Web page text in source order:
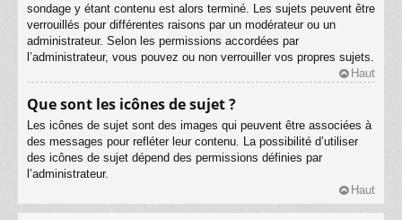
sondage y étant contenu est alors terminé. Les sujets peuvent être
verrouillés pour différentes raisons par un modérateur ou un
administrateur. Selon les permissions accordées par
l’administrateur, vous pouvez ou non verrouiller vos propres sujets.
Haut
Que sont les icônes de sujet ?
Les icônes de sujet sont des images qui peuvent être associées à
des messages pour refléter leur contenu. La possibilité d’utiliser
des icônes de sujet dépend des permissions définies par
l’administrateur.
Haut